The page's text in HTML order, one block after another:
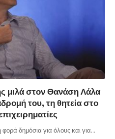
μιλά στον Θανάση Λάλα
του, τη θητεία στο
δημόσια για όλους και για…